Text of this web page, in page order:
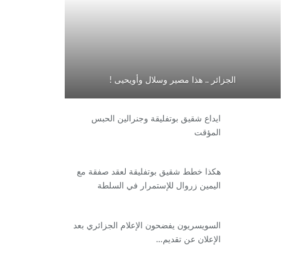
الجزائر .. هذا مصير وسلال وأويحيى !
ايداع شقيق بوتفليقة وجنرالين الحبس
المؤقت
هكذا خطط شقيق بوتفليقة لعقد صفقة مع
اليمين زروال للإستمرار في السلطة
السويسريون يفضحون الإعلام الجزائري بعد
الإعلان عن تقديم…